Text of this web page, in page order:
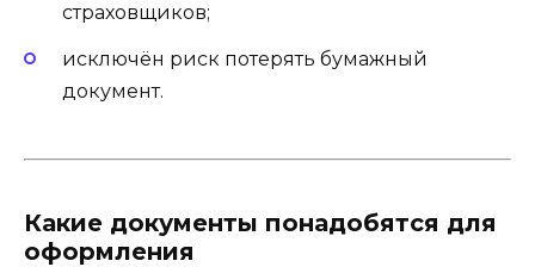
страховщиков;
исключён риск потерять бумажный
документ.
Какие документы понадобятся для
оформления